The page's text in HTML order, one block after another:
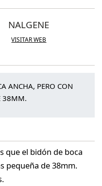
NALGENE
VISITAR WEB
ANCHA, PERO CON
38MM.
que el bidón de boca
pequeña de 38mm.